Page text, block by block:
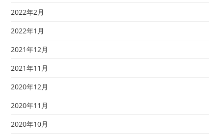
2022年2月
2022年1月
2021年12月
2021年11月
2020年12月
2020年11月
2020年10月